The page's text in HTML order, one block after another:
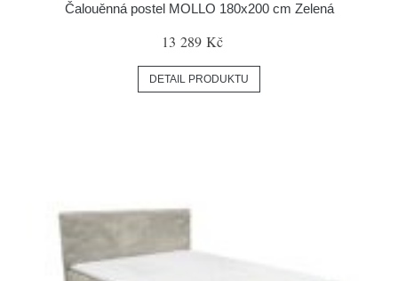
Čalouěnná postel MOLLO 180x200 cm Zelená
13 289 Kč
DETAIL PRODUKTU